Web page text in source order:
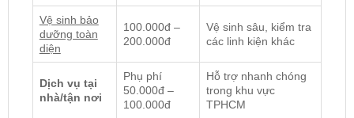
Vệ sinh bảo
dưỡng toàn
diện
100.000đ –
200.000đ
Vệ sinh sâu, kiểm tra
các linh kiện khác
Dịch vụ tại
nhà/tận nơi
Phụ phí
50.000đ –
100.000đ
Hỗ trợ nhanh chóng
trong khu vực
TPHCM